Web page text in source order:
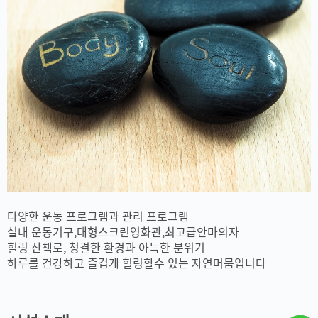
다양한 운동 프로그램과 관리 프로그램
실내 운동기구,대형스크린영화관,최고급안마의자
힐링 산책로, 청결한 환경과 아늑한 분위기
하루를 건강하고 즐겁게 힐링할수 있는 자연머뭄입니다